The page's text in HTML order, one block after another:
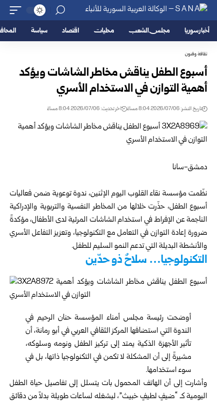
أخبار سوريا مجلس الشعب محليات اقتصاد سياسة
ثقافة وفنون
أسبوع الطفل يناقش مخاطر الشاشات ويؤكد
أهمية التوازن في الاستخدام الأسري
تاريخ النشر: 2026/07/06 8:04 مساءً اخر تحديث: 2026/07/06 8:04 مساءً
دمشق-سانا
نظّمت مؤسسة نقاء القلوب اليوم الإثنين، ندوة توعوية ضمن فعاليات
أسبوع الطفل، حذّرت خلالها من المخاطر النفسية والتربوية والإدراكية
الناجمة عن الإفراط في استخدام الشاشات المرئية لدى الأطفال، مؤكدةً
ضرورة إعادة التوازن في التعامل مع التكنولوجيا، وتعزيز التفاعل الأسري
والأنشطة البديلة التي تدعم النمو السليم للطفل.
التكنولوجيا… سلاحٌ ذو حدّين
أوضحت رئيسة مجلس أمناء المؤسسة حنان الرحيم في
الندوة التي استضافها المركز الثقافي العربي في أبو رمانة، أن
تأثير الأجهزة الذكية يمتد إلى تركيز الطفل ونومه وسلوكه،
مشيرةً إلى أن المشكلة لا تكمن في التكنولوجيا ذاتها، بل في
سوء استخدامها.
وأشارت إلى أن الهاتف المحمول بات يتسلل إلى تفاصيل حياة الطفل
اليومية كـ “ضيفٍ لطيفٍ خبيث”، ليشغله لساعات طويلة بدلاً من دقائق